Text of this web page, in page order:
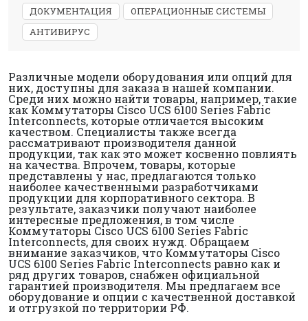
ДОКУМЕНТАЦИЯ
ОПЕРАЦИОННЫЕ СИСТЕМЫ
АНТИВИРУС
Различные модели оборудования или опций для
них, доступны для заказа в нашей компании.
Среди них можно найти товары, например, такие
как Коммутаторы Cisco UCS 6100 Series Fabric
Interconnects, которые отличается высоким
качеством. Специалисты также всегда
рассматривают производителя данной
продукции, так как это может косвенно повлиять
на качества. Впрочем, товары, которые
представлены у нас, предлагаются только
наиболее качественными разработчиками
продукции для корпоративного сектора. В
результате, заказчики получают наиболее
интересные предложения, в том числе
Коммутаторы Cisco UCS 6100 Series Fabric
Interconnects, для своих нужд. Обращаем
внимание заказчиков, что Коммутаторы Cisco
UCS 6100 Series Fabric Interconnects равно как и
ряд других товаров, снабжен официальной
гарантией производителя. Мы предлагаем все
оборудование и опции с качественной доставкой
и отгрузкой по территории РФ.